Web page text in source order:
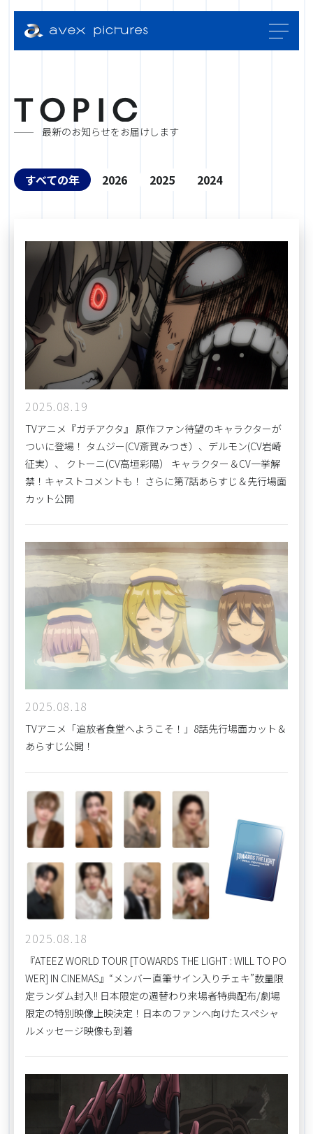
T O P C
最新のお知らせをお届けします
すべての年 2026 2025 2024
2025.08.19
TVアニメ『ガチアクタ』 原作ファン待望のキャラクターが
ついに登場！ タムジー(CV斎賀みつき）、デルモン(CV岩崎
征実）、 クトーニ(CV高垣彩陽） キャラクター＆CV一挙解
禁！キャストコメントも！ さらに第7話あらすじ＆先行場面
カット公開
2025.08.18
TVアニメ「追放者食堂へようこそ！」8話先行場面カット＆
あらすじ公開！
2025.08.18
『ATEEZ WORLD TOUR [TOWARDS THE LIGHT : WILL TO PO
WER] IN CINEMAS』“メンバー直筆サイン入りチェキ”数量限
定ランダム封入!! 日本限定の週替わり来場者特典配布/劇場
限定の特別映像上映決定！日本のファンへ向けたスペシャ
ルメッセージ映像も到着